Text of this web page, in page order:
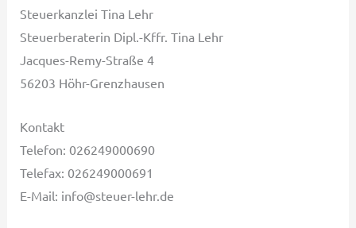
Steuerkanzlei Tina Lehr
Steuerberaterin Dipl.-Kffr. Tina Lehr
Jacques-Remy-Straße 4
56203 Höhr-Grenzhausen
Kontakt
Telefon: 026249000690
Telefax: 026249000691
E-Mail: info@steuer-lehr.de